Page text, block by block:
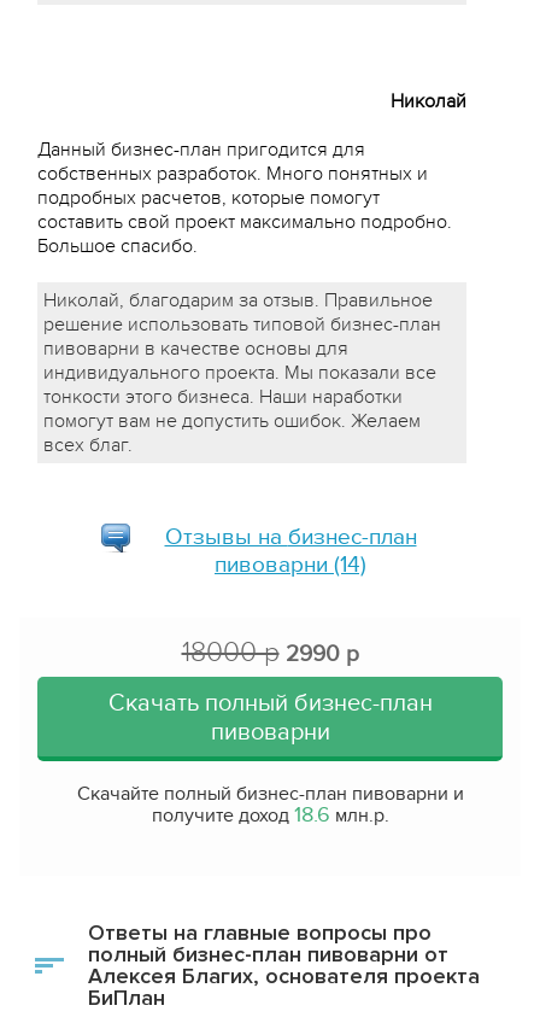
Николай
Данный бизнес-план пригодится для
собственных разработок. Много понятных и
подробных расчетов, которые помогут
составить свой проект максимально подробно.
Большое спасибо.
Николай, благодарим за отзыв. Правильное
решение использовать типовой бизнес-план
пивоварни в качестве основы для
индивидуального проекта. Мы показали все
тонкости этого бизнеса. Наши наработки
помогут вам не допустить ошибок. Желаем
всех благ.
Отзывы на бизнес-план
пивоварни (14)
18000 р 2990 р
Скачать полный бизнес-план
пивоварни
Скачайте полный бизнес-план пивоварни и
получите доход 18.6 млн.р.
Ответы на главные вопросы про
полный бизнес-план пивоварни от
Алексея Благих, основателя проекта
БиПлан